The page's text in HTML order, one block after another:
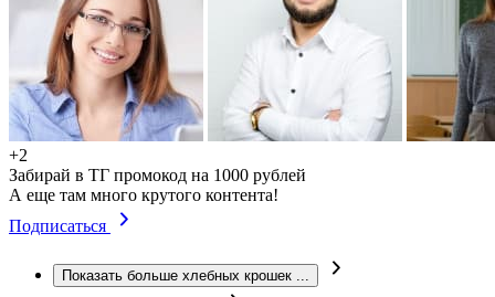
+2
Забирай в ТГ промокод на 1000 рублей
А еще там много крутого контента!
Подписаться
Показать больше хлебных крошек ...